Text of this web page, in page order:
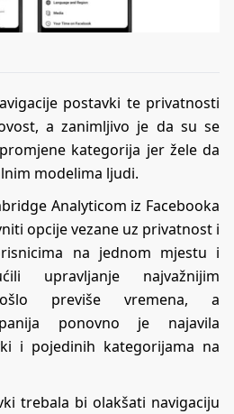
postavki te privatnosti
a zanimljivo je da su se
kategorija jer žele da
modelima ljudi.
Analyticom iz Facebooka
opcije vezane uz privatnost i
na jednom mjestu i
upravljanje najvažnijim
previše vremena, a
ponovno je najavila
i pojedinih kategorijama na
trebala bi olakšati navigaciju